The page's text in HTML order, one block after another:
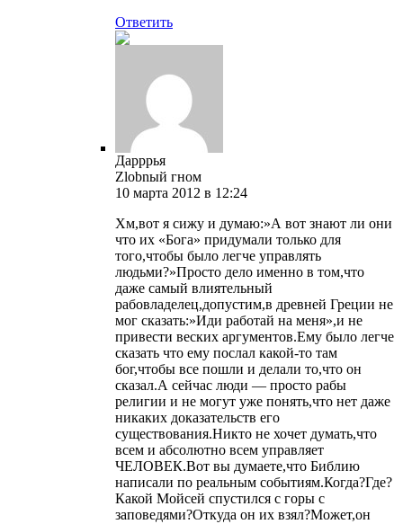
Ответить
Дарррья
Zlobnый гном
10 марта 2012 в 12:24
Хм,вот я сижу и думаю:»А вот знают ли они
что их «Бога» придумали только для
того,чтобы было легче управлять
людьми?»Просто дело именно в том,что
даже самый влиятельный
рабовладелец,допустим,в древней Греции не
мог сказать:»Иди работай на меня»,и не
привести веских аргументов.Ему было легче
сказать что ему послал какой-то там
бог,чтобы все пошли и делали то,что он
сказал.А сейчас люди — просто рабы
религии и не могут уже понять,что нет даже
никаких доказательств его
существования.Никто не хочет думать,что
всем и абсолютно всем управляет
ЧЕЛОВЕК.Вот вы думаете,что Библию
написали по реальным событиям.Когда?Где?
Какой Мойсей спустился с горы с
заповедями?Откуда он их взял?Может,он